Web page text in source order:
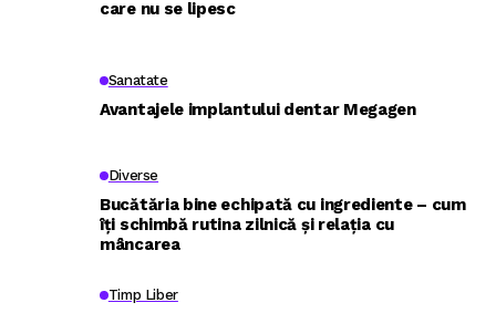
care nu se lipesc
Sanatate
Avantajele implantului dentar Megagen
Diverse
Bucătăria bine echipată cu ingrediente – cum
îți schimbă rutina zilnică și relația cu
mâncarea
Timp Liber